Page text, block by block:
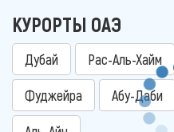
КУРОРТЫ ОАЭ
Дубай Рас-Аль-Хайм
Фуджейра Абу-Даби